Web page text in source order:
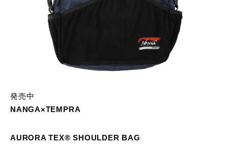
発売中
NANGA×TEMPRA
AURORA TEX®️ SHOULDER BAG